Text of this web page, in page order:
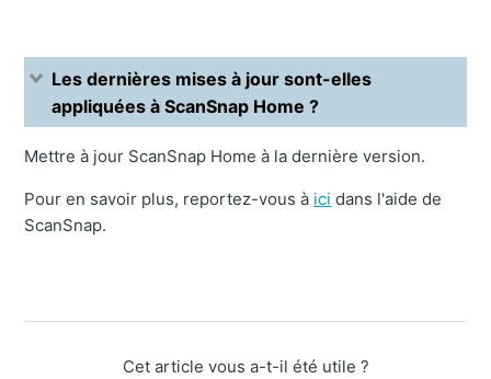
Les dernières mises à jour sont-elles
appliquées à ScanSnap Home ?
Mettre à jour ScanSnap Home à la dernière version.
Pour en savoir plus, reportez-vous à ici dans l'aide de
ScanSnap.
Cet article vous a-t-il été utile ?